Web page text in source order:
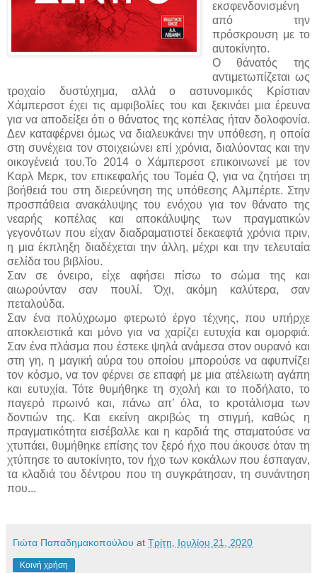
εκσφενδονισμένη
από την
πρόσκρουση με το
αυτοκίνητο.
Ο θάνατός της
αντιμετωπίζεται ως
τροχαίο δυστύχημα, αλλά ο αστυνομικός Κρίστιαν
Χάμπερσοτ έχει τις αμφιβολίες του και ξεκινάει μια έρευνα
για να αποδείξει ότι ο θάνατος της κοπέλας ήταν δολοφονία.
Δεν καταφέρνει όμως να διαλευκάνει την υπόθεση, η οποία
στη συνέχεια τον στοιχειώνει επί χρόνια, διαλύοντας και την
οικογένειά του.Το 2014 ο Χάμπερσοτ επικοινωνεί με τον
Καρλ Μερκ, τον επικεφαλής του Τομέα Q, για να ζητήσει τη
βοήθειά του στη διερεύνηση της υπόθεσης Αλμπέρτε. Στην
προσπάθεια ανακάλυψης του ενόχου για τον θάνατο της
νεαρής κοπέλας και αποκάλυψης των πραγματικών
γεγονότων που είχαν διαδραματιστεί δεκαεφτά χρόνια πριν,
η μια έκπληξη διαδέχεται την άλλη, μέχρι και την τελευταία
σελίδα του βιβλίου.
Σαν σε όνειρο, είχε αφήσει πίσω το σώμα της και
αιωρούνταν σαν πουλί. Όχι, ακόμη καλύτερα, σαν
πεταλούδα.
Σαν ένα πολύχρωμο φτερωτό έργο τέχνης, που υπήρχε
αποκλειστικά και μόνο για να χαρίζει ευτυχία και ομορφιά.
Σαν ένα πλάσμα που έστεκε ψηλά ανάμεσα στον ουρανό και
στη γη, η μαγική αύρα του οποίου μπορούσε να αφυπνίζει
τον κόσμο, να τον φέρνει σε επαφή με μια ατέλειωτη αγάπη
και ευτυχία. Τότε θυμήθηκε τη σχολή και το ποδήλατο, το
παγερό πρωινό και, πάνω απ’ όλα, το κροτάλισμα των
δοντιών της. Και εκείνη ακριβώς τη στιγμή, καθώς η
πραγματικότητα εισέβαλλε και η καρδιά της σταματούσε να
χτυπάει, θυμήθηκε επίσης τον ξερό ήχο που άκουσε όταν τη
χτύπησε το αυτοκίνητο, τον ήχο των κοκάλων που έσπαγαν,
τα κλαδιά του δέντρου που τη συγκράτησαν, τη συνάντηση
που...
Γιώτα Παπαδημακοπούλου at Τρίτη, Ιουλίου 21, 2020
Κοινή χρήση